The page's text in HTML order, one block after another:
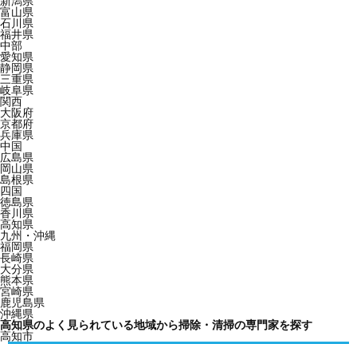
富山県
石川県
福井県
中部
愛知県
静岡県
三重県
岐阜県
関西
大阪府
京都府
兵庫県
中国
広島県
岡山県
島根県
四国
徳島県
香川県
高知県
九州・沖縄
福岡県
長崎県
大分県
熊本県
宮崎県
鹿児島県
沖縄県
高知県のよく見られている地域から掃除・清掃の専門家を探す
高知市